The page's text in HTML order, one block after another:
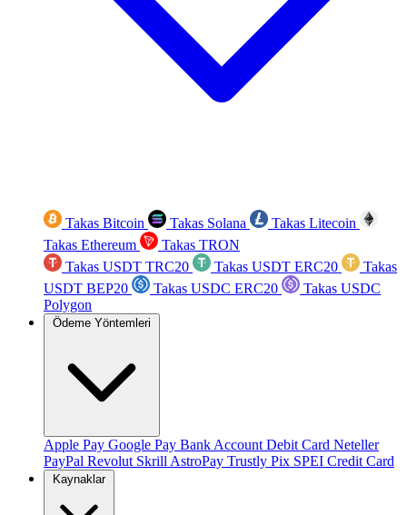
Takas Bitcoin Takas Solana
Takas Litecoin
Takas Ethereum
Takas TRON
Takas USDT TRC20
Takas USDT ERC20
Takas
USDT BEP20
Takas USDC ERC20
Takas USDC
Polygon
Ödeme Yöntemleri
Apple Pay Google Pay Bank Account Debit Card Neteller
PayPal Revolut Skrill AstroPay Trustly Pix SPEI Credit Card
Kaynaklar